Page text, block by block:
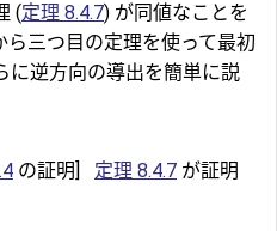
(定理 8.4.7) が同値なことを
三つ目の定理を使って最初
に逆方向の導出を簡単に説
の証明] 定理 8.4.7 が証明